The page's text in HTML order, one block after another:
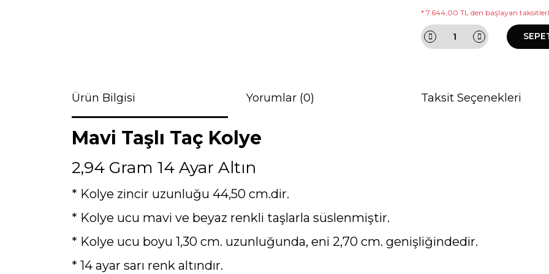
* 7.644,00 TL den başlayan
Ürün Bilgisi Yorumlar (0) Taksit Seçenekleri
Mavi Taşlı Taç Kolye
2,94 Gram 14 Ayar Altın
* Kolye zincir uzunluğu 44,50 cm.dir.
* Kolye ucu mavi ve beyaz renkli taşlarla süslenmiştir.
* Kolye ucu boyu 1,30 cm. uzunluğunda, eni 2,70 cm. genişliğindedir.
* 14 ayar sarı renk altındır.